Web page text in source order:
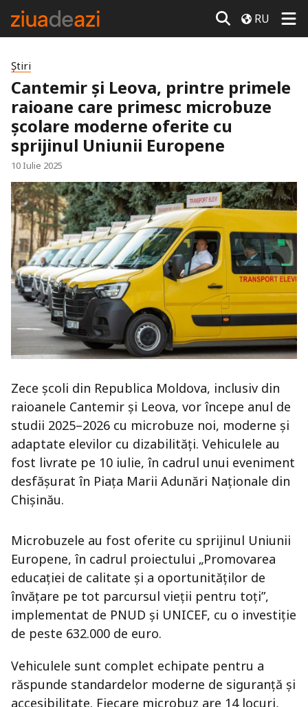
RU
Știri
Cantemir și Leova, printre primele
raioane care primesc microbuze
școlare moderne oferite cu
sprijinul Uniunii Europene
10 Iulie 2025
Zece școli din Republica Moldova, inclusiv din
raioanele Cantemir și Leova, vor începe anul de
studii 2025–2026 cu microbuze noi, moderne și
adaptate elevilor cu dizabilități. Vehiculele au
fost livrate pe 10 iulie, în cadrul unui eveniment
desfășurat în Piața Marii Adunări Naționale din
Chișinău.
Microbuzele au fost oferite cu sprijinul Uniunii
Europene, în cadrul proiectului „Promovarea
educației de calitate și a oportunităților de
învățare pe tot parcursul vieții pentru toți”,
implementat de PNUD și UNICEF, cu o investiție
de peste 632.000 de euro.
Vehiculele sunt complet echipate pentru a
răspunde standardelor moderne de siguranță și
accesibilitate. Fiecare microbuz are 14 locuri,